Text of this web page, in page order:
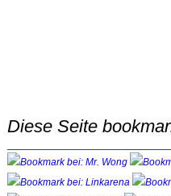
Diese Seite